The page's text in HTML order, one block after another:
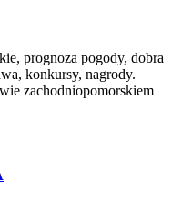
prognoza pogody, dobra
konkursy, nagrody.
zachodniopomorskiem